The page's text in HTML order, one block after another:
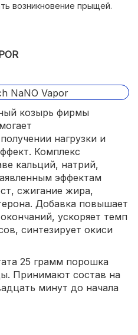
возникновение прыщей.
козырь фирмы
нагрузки и
Комплекс
кальций, натрий,
эффектам
сжигание жира,
Добавка повышает
ускоряет темп
синтезирует окиси
25 грамм порошка
Принимают состав на
минут до начала